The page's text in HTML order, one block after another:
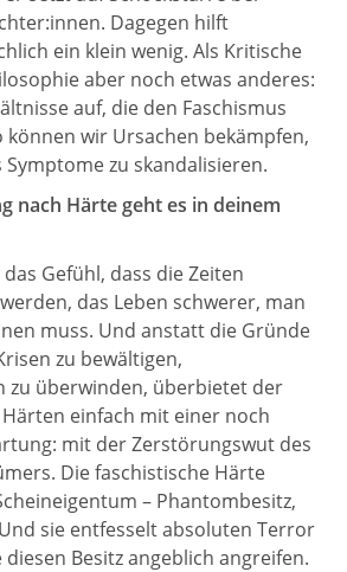
Dagegen hilft
ein klein wenig. Als Kritische
aber noch etwas anderes:
auf, die den Faschismus
wir Ursachen bekämpfen,
zu skandalisieren.
nach Härte geht es in deinem
Gefühl, dass die Zeiten
das Leben schwerer, man
muss. Und anstatt die Gründe
zu bewältigen,
zu überwinden, überbietet der
einfach mit einer noch
mit der Zerstörungswut des
Die faschistische Härte
– Phantombesitz,
sie entfesselt absoluten Terror
diesen Besitz angeblich angreifen.